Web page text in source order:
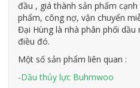
đầu , giá thành sản phẩm
phẩm, công nợ, vận chuyển
Đại Hùng là nhà phân phối
điều đó.
Một số sản phẩm liên quan :
-Dầu thủy lực Buhmwoo